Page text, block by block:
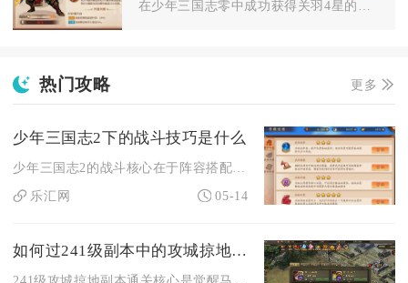
热门攻略 更多
少年三国志2下的战斗技巧是什么
乐汇网
05-14
如何过241级副本中的攻城掠地关卡